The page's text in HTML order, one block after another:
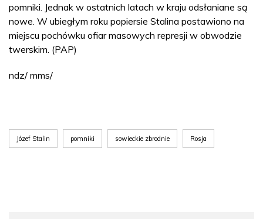
pomniki. Jednak w ostatnich latach w kraju odsłaniane są
nowe. W ubiegłym roku popiersie Stalina postawiono na
miejscu pochówku ofiar masowych represji w obwodzie
twerskim. (PAP)
ndz/ mms/
Józef Stalin pomniki sowieckie zbrodnie Rosja